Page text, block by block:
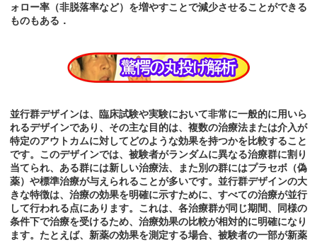
ォロー率（非脱落率など）を増やすことで減少させることができる
ものもある．
並行群デザインは、臨床試験や実験において非常に一般的に用いら
れるデザインであり、その主な目的は、複数の治療法または介入が
特定のアウトカムに対してどのような効果を持つかを比較すること
です。このデザインでは、被験者がランダムに異なる治療群に割り
当てられ、ある群には新しい治療法、また別の群にはプラセボ（偽
薬）や標準治療が与えられることが多いです。並行群デザインの大
きな特徴は、治療の効果を明確に示すために、すべての治療が並行
して行われる点にあります。これは、各治療群が同じ期間、同様の
条件下で治療を受けるため、治療効果の比較が相対的に明確になり
ます。たとえば、新薬の効果を測定する場合、被験者の一部が新薬